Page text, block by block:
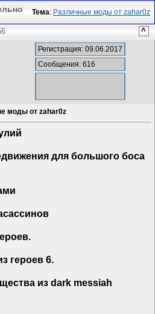
Тема: Различные моды от zahar0z
^
Регистрация: 09.06.2017
Сообщения: 616
моды от zahar0z
для большого боса
героев 6.
из dark messiah